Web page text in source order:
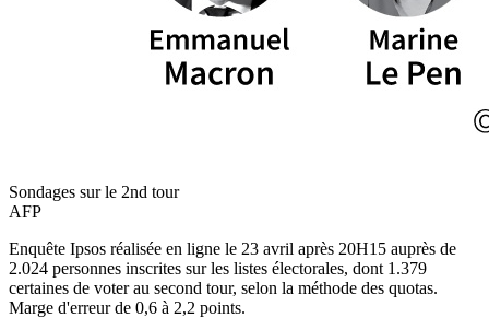
Sondages sur le 2nd tour
AFP
Enquête Ipsos réalisée en ligne le 23 avril après 20H15 auprès de
2.024 personnes inscrites sur les listes électorales, dont 1.379
certaines de voter au second tour, selon la méthode des quotas.
Marge d'erreur de 0,6 à 2,2 points.